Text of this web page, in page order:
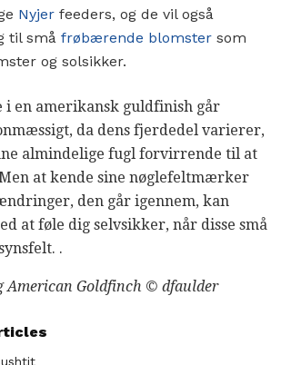
Nyjer feeders, og de vil også
til små frøbærende blomster som
og solsikker.
en amerikansk guldfinish går
da dens fjerdedel varierer,
almindelige fugl forvirrende til at
at kende sine nøglefeltmærker
den går igennem, kan
at føle dig selvsikker, når disse små
.
American Goldfinch © dfaulder